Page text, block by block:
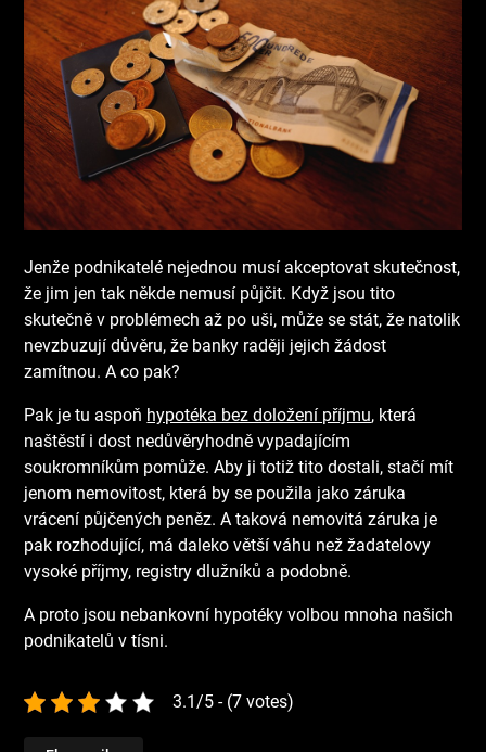
Jenže podnikatelé nejednou musí akceptovat skutečnost,
že jim jen tak někde nemusí půjčit. Když jsou tito
skutečně v problémech až po uši, může se stát, že natolik
nevzbuzují důvěru, že banky raději jejich žádost
zamítnou. A co pak?
Pak je tu aspoň hypotéka bez doložení příjmu, která
naštěstí i dost nedůvěryhodně vypadajícím
soukromníkům pomůže. Aby ji totiž tito dostali, stačí mít
jenom nemovitost, která by se použila jako záruka
vrácení půjčených peněz. A taková nemovitá záruka je
pak rozhodující, má daleko větší váhu než žadatelovy
vysoké příjmy, registry dlužníků a podobně.
A proto jsou nebankovní hypotéky volbou mnoha našich
podnikatelů v tísni.
3.1/5 - (7 votes)